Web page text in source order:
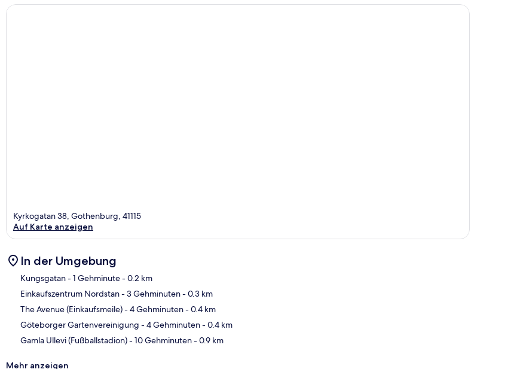
Kyrkogatan 38, Gothenburg, 41115
Auf Karte anzeigen
In der Umgebung
Kungsgatan- 1 Gehminute- 0.2 km
Einkaufszentrum Nordstan- 3 Gehminuten- 0.3 km
The Avenue (Einkaufsmeile)- 4 Gehminuten- 0.4 km
Göteborger Gartenvereinigung - 4 Gehminuten- 0.4 km
Gamla Ullevi (Fußballstadion)- 10 Gehminuten- 0.9 km
Mehr anzeigen